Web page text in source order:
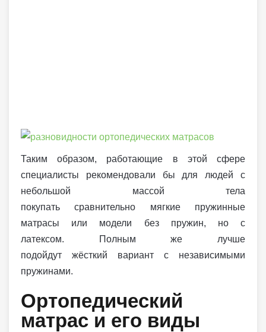
Таким образом, работающие в этой сфере
специалисты рекомендовали бы для людей с
небольшой массой тела
покупать сравнительно мягкие пружинные
матрасы или модели без пружин, но с
латексом. Полным же лучше
подойдут жёсткий вариант с независимыми
пружинами.
Ортопедический
матрас и его виды